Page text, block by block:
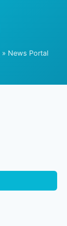
» News Portal